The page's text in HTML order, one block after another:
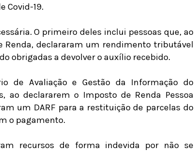
Covid-19.
O primeiro deles inclui pessoas que, ao
Renda, declararam um rendimento tributável
obrigadas a devolver o auxílio recebido.
de Avaliação e Gestão da Informação do
ao declararem o Imposto de Renda Pessoa
um DARF para a restituição de parcelas do
o pagamento.
recursos de forma indevida por não se